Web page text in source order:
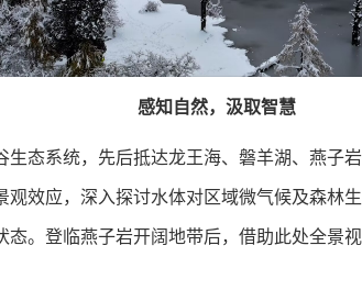
感知自然， 汲取智慧
态系统， 先后抵达龙王海、磐羊湖、燕子
效应， 深入探讨水体对区域微气候及森林
态。登临燕子岩开阔地带后，借助此处全景视